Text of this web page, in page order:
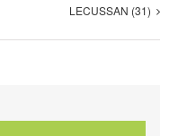
LECUSSAN (31)